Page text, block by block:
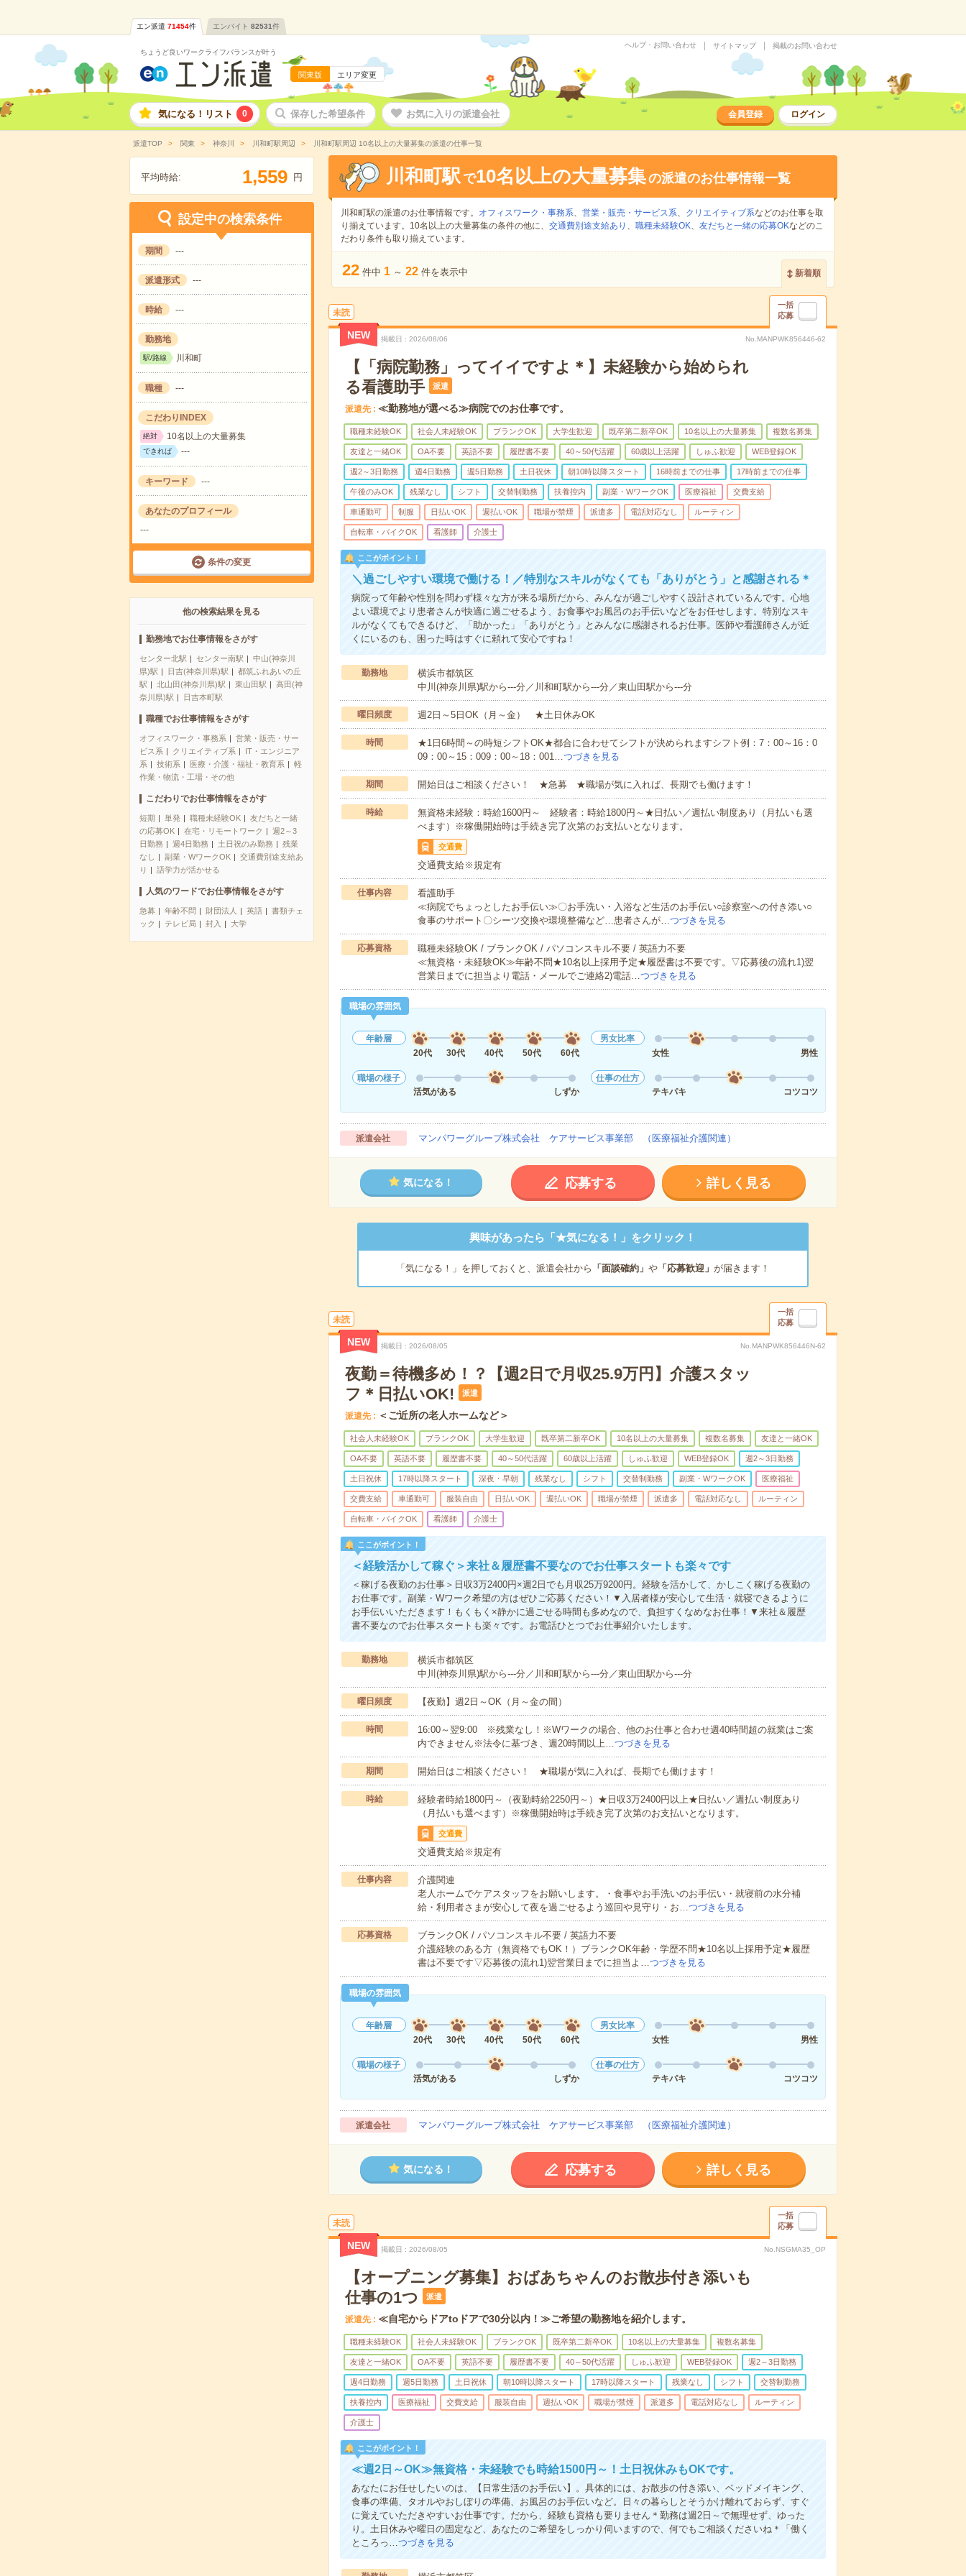
エン派遣 71454件 エンバイト 82531件
ちょうど良いワークライフバランスが叶う
関東版 エリア変更
ヘルプ・お問い合わせ サイトマップ 掲載のお問い合わせ
気になる！リスト 0 保存した希望条件 お気に入りの派遣会社 会員登録 ログイン
派遣TOP 関東 神奈川 川和町駅周辺 川和町駅周辺 10名以上の大量募集の派遣の仕事一覧
平均時給: 1,559 円
設定中の検索条件
期間 ---
派遣形式 ---
時給 ---
勤務地
駅/路線 川和町
職種 ---
こだわりINDEX
絶対 10名以上の大量募集
できれば ---
キーワード ---
あなたのプロフィール
---
条件の変更
他の検索結果を見る
勤務地でお仕事情報をさがす
センター北駅 センター南駅
中山(神奈川
県)駅
日吉(神奈川県)駅
都筑ふれあいの丘
駅
北山田(神奈川県)駅 東山田駅
高田(神
奈川県)駅
日吉本町駅
職種でお仕事情報をさがす
オフィスワーク・事務系
営業・販売・サー
ビス系
クリエイティブ系
IT・エンジニア
系
技術系 医療・介護・福祉・教育系
軽
作業・物流・工場・その他
こだわりでお仕事情報をさがす
短期 単発 職種未経験OK
友だちと一緒
の応募OK
在宅・リモートワーク
週2～3
日勤務
週4日勤務 土日祝のみ勤務
残業
なし
副業・WワークOK
交通費別途支給あ
り
語学力が活かせる
人気のワードでお仕事情報をさがす
急募 年齢不問 財団法人 英語
書類チェ
ック
テレビ局 封入 大学
川和町駅 で10名以上の大量募集の派遣のお仕事情報一覧
川和町駅の派遣のお仕事情報です。 オフィスワーク・事務系、 営業・販売・サービス系、 クリエイティブ系などのお仕事を取
り揃えています。10名以上の大量募集の条件の他に、 交通費別途支給あり 、 職種未経験OK、 友だちと一緒の応募OKなどのこ
だわり条件も取り揃えています。
22 件中 1 ～ 22 件を表示中 新着順
未読
一括
応募
NEW 掲載日 2026/08/06 No.MANPWK856446-62
【「病院勤務」ってイイですよ＊】未経験から始められ
る看護助手
派遣
派遣先 ≪勤務地が選べる≫病院でのお仕事です。
職種未経験OK 社会人未経験OK ブランクOK 大学生歓迎 既卒第二新卒OK 10名以上の大量募集 複数名募集
友達と一緒OK OA不要 英語不要 履歴書不要 40～50代活躍 60歳以上活躍 しゅふ歓迎 WEB登録OK
週2～3日勤務 週4日勤務 週5日勤務 土日祝休 朝10時以降スタート 16時前までの仕事 17時前までの仕事
午後のみOK 残業なし シフト 交替制勤務 扶養控内 副業・WワークOK 医療福祉 交費支給
車通勤可 制服 日払いOK 週払いOK 職場が禁煙 派遣多 電話対応なし ルーティン
自転車・バイクOK 看護師 介護士
ここがポイント！
＼過ごしやすい環境で働ける！／特別なスキルがなくても「ありがとう」と感謝される＊
病院って年齢や性別を問わず様々な方が来る場所だから、みんなが過ごしやすく設計されているんです。心地
よい環境でより患者さんが快適に過ごせるよう、お食事やお風呂のお手伝いなどをお任せします。特別なスキ
ルがなくてもできるけど、「助かった」「ありがとう」とみんなに感謝されるお仕事。医師や看護師さんが近
くにいるのも、困った時はすぐに頼れて安心ですね！
勤務地
横浜市都筑区
中川(神奈川県)駅から---分／川和町駅から---分／東山田駅から---分
曜日頻度 週2日～5日OK（月～金） ★土日休みOK
時間
★1日6時間～の時短シフトOK★都合に合わせてシフトが決められますシフト例：7：00～16：0
09：00～15：009：00～18：001…つづきを見る
期間 開始日はご相談ください！ ★急募 ★職場が気に入れば、長期でも働けます！
時給
無資格未経験：時給1600円～ 経験者：時給1800円～★日払い／週払い制度あり（月払いも選
べます）※稼働開始時は手続き完了次第のお支払いとなります。
交通費
交通費支給※規定有
仕事内容
看護助手
≪病院でちょっとしたお手伝い≫〇お手洗い・入浴など生活のお手伝い○診察室への付き添い○
食事のサポート〇シーツ交換や環境整備など…患者さんが…つづきを見る
応募資格
職種未経験OK / ブランクOK / パソコンスキル不要 / 英語力不要
≪無資格・未経験OK≫年齢不問★10名以上採用予定★履歴書は不要です。▽応募後の流れ1)翌
営業日までに担当より電話・メールでご連絡2)電話…つづきを見る
職場の雰囲気
年齢層
20代
30代 40代 50代 60代
男女比率
女性
男性
職場の様子
活気がある
しずか
仕事の仕方
テキパキ
コツコツ
派遣会社 マンパワーグループ株式会社 ケアサービス事業部 （医療福祉介護関連）
気になる！ 応募する 詳しく見る
興味があったら「★気になる！」をクリック！
「気になる！」を押しておくと、派遣会社から 「面談確約」 や「応募歓迎」 が届きます！
未読
一括
応募
NEW 掲載日 2026/08/05 No.MANPWK856446N-62
夜勤＝待機多め！？【週2日で月収25.9万円】介護スタッ
フ＊日払いOK!
派遣
派遣先 ＜ご近所の老人ホームなど＞
社会人未経験OK ブランクOK 大学生歓迎 既卒第二新卒OK 10名以上の大量募集 複数名募集 友達と一緒OK
OA不要 英語不要 履歴書不要 40～50代活躍 60歳以上活躍 しゅふ歓迎 WEB登録OK 週2～3日勤務
土日祝休 17時以降スタート 深夜・早朝 残業なし シフト 交替制勤務 副業・WワークOK 医療福祉
交費支給 車通勤可 服装自由 日払いOK 週払いOK 職場が禁煙 派遣多 電話対応なし ルーティン
自転車・バイクOK 看護師 介護士
ここがポイント！
＜経験活かして稼ぐ＞来社＆履歴書不要なのでお仕事スタートも楽々です
＜稼げる夜勤のお仕事＞日収3万2400円×週2日でも月収25万9200円。経験を活かして、かしこく稼げる夜勤の
お仕事です。副業・Wワーク希望の方はぜひご応募ください！▼入居者様が安心して生活・就寝できるように
お手伝いいただきます！もくもく×静かに過ごせる時間も多めなので、負担すくなめなお仕事！▼来社＆履歴
書不要なのでお仕事スタートも楽々です。お電話ひとつでお仕事紹介いたします。
勤務地
横浜市都筑区
中川(神奈川県)駅から---分／川和町駅から---分／東山田駅から---分
曜日頻度 【夜勤】週2日～OK（月～金の間）
時間
16:00～翌9:00 ※残業なし！※Wワークの場合、他のお仕事と合わせ週40時間超の就業はご案
内できません※法令に基づき、週20時間以上…つづきを見る
期間 開始日はご相談ください！ ★職場が気に入れば、長期でも働けます！
時給
経験者時給1800円～（夜勤時給2250円～）★日収3万2400円以上★日払い／週払い制度あり
（月払いも選べます）※稼働開始時は手続き完了次第のお支払いとなります。
交通費
交通費支給※規定有
仕事内容
介護関連
老人ホームでケアスタッフをお願いします。・食事やお手洗いのお手伝い・就寝前の水分補
給・利用者さまが安心して夜を過ごせるよう巡回や見守り・お…つづきを見る
応募資格
ブランクOK / パソコンスキル不要 / 英語力不要
介護経験のある方（無資格でもOK！）ブランクOK年齢・学歴不問★10名以上採用予定★履歴
書は不要です▽応募後の流れ1)翌営業日までに担当よ…つづきを見る
職場の雰囲気
年齢層
20代
30代 40代 50代 60代
男女比率
女性
男性
職場の様子
活気がある
しずか
仕事の仕方
テキパキ
コツコツ
派遣会社 マンパワーグループ株式会社 ケアサービス事業部 （医療福祉介護関連）
気になる！ 応募する 詳しく見る
未読
一括
応募
NEW 掲載日 2026/08/05 No.NSGMA35_OP
【オープニング募集】おばあちゃんのお散歩付き添いも
仕事の1つ
派遣
派遣先 ≪自宅からドアtoドアで30分以内！≫ご希望の勤務地を紹介します。
職種未経験OK 社会人未経験OK ブランクOK 既卒第二新卒OK 10名以上の大量募集 複数名募集
友達と一緒OK OA不要 英語不要 履歴書不要 40～50代活躍 しゅふ歓迎 WEB登録OK 週2～3日勤務
週4日勤務 週5日勤務 土日祝休 朝10時以降スタート 17時以降スタート 残業なし シフト 交替制勤務
扶養控内 医療福祉 交費支給 服装自由 週払いOK 職場が禁煙 派遣多 電話対応なし ルーティン
介護士
ここがポイント！
≪週2日～OK≫無資格・未経験でも時給1500円～！土日祝休みもOKです。
あなたにお任せしたいのは、【日常生活のお手伝い】。具体的には、お散歩の付き添い、ベッドメイキング、
食事の準備、タオルやおしぼりの準備、お風呂のお手伝いなど。日々の暮らしとそうかけ離れておらず、すぐ
に覚えていただきやすいお仕事です。だから、経験も資格も要りません＊勤務は週2日～で無理せず、ゆった
り。土日休みや曜日の固定など、あなたのご希望をしっかり伺いますので、何でもご相談くださいね＊「働く
ところっ…つづきを見る